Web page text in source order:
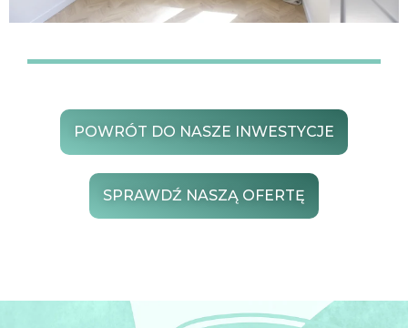
POWRÓT DO NASZE INWESTYCJE
SPRAWDŹ NASZĄ OFERTĘ